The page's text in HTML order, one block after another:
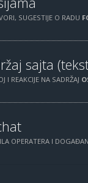
SUGESTIJE O RADU
sajta
I REAKCIJE NA SADRŽAJ
OPERATERA I